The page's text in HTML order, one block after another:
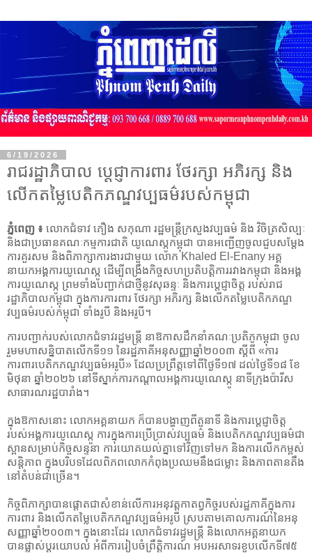
6/19/2026
រាជរដ្ឋាភិបាល ប្ដេជ្ញាការពារ ថែរក្សា អភិរក្ស និង
លើកតម្លៃបេតិកភណ្ឌវប្បធម៌របស់កម្ពុជា
ភ្នំពេញ ៖ លោកជំទាវ ភឿង សកុណា រដ្ឋមន្ត្រីក្រសួងវប្បធម៌ និង វិចិត្រសិល្បៈ
និងជាប្រធានគណៈកម្មការជាតិ យូណេស្កូកម្ពុជា បានអញ្ជើញចូលជួបសម្តែង
ការគួរសម និងពិភាក្សាការងារជាមួយ លោក Khaled El-Enany អគ្គ
នាយកអង្គការយូណេស្កូ ដើម្បីពង្រឹងកិច្ចសហប្រតិបត្តិការរវាងកម្ពុជា និងអង្គ
ការយូណេស្កូ ព្រមទាំងបញ្ជាក់ជាថ្មីនូវសុឆន្ទៈ និងការប្តេជ្ញាចិត្ត របស់រាជ
រដ្ឋាភិបាលកម្ពុជា ក្នុងការការពារ ថែរក្សា អភិរក្ស និងលើកតម្លៃបេតិកភណ្ឌ
វប្បធម៌របស់កម្ពុជា ទាំងរូបី និងអរូបី។
ការបញ្ជាក់របស់លោកជំទាវរដ្ឋមន្រ្តី នាឱកាសដឹកនាំគណៈប្រតិភូកម្ពុជា ចូល
រួមមហាសន្និបាតលើកទី១១ នៃរដ្ឋភាគីអនុសញ្ញាឆ្នាំ២០០៣ ស្តីពី «ការ
ការពារបេតិកភណ្ឌវប្បធម៌អរូបី» ដែលប្រព្រឹត្តទៅពីថ្ងៃទី១៧ ដល់ថ្ងៃទី១៨ ខែ
មិថុនា ឆ្នាំ២០២៦ នៅទីស្នាក់ការកណ្ដាលអង្គការយូណេស្កូ នាទីក្រុងប៉ារីស
សាធារណរដ្ឋបារាំង។
ក្នុងឱកាសនោះ លោកអគ្គនាយក ក៏បានបង្ហាញពីតួនាទី និងការប្តេជ្ញាចិត្ត
របស់អង្គការយូណេស្កូ ការក្នុងការប្រើប្រាស់វប្បធម៌ និងបេតិកភណ្ឌវប្បធម៌ជា
ស្ពានសម្រាប់កិច្ចសន្ទនា ការយោគយល់គ្នាទៅវិញទៅមក និងការលើកកម្ពស់
សន្តិភាព ក្នុងបរិបទដែលពិភពលោកកំពុងប្រឈមនឹងជម្លោះ និងភាពតានតឹង
នៅតំបន់ជាច្រើន។
កិច្ចពិភាក្សាបានផ្តោតជាសំខាន់លើការអនុវត្តកាតព្វកិច្ចរបស់រដ្ឋភាគីក្នុងការ
ការពារ និងលើកតម្លៃបេតិកភណ្ឌវប្បធម៌អរូបី ស្របតាមគោលការណ៍នៃអនុ
សញ្ញាឆ្នាំ២០០៣។ ក្នុងនោះដែរ លោកជំទាវរដ្ឋមន្ដ្រី និងលោកអគ្គនាយក
បានផ្លាស់ប្តូរយោបល់ អំពីការរៀបចំព្រឹត្តិការណ៍ អបអរសាទរខួបលើកទី៧៥